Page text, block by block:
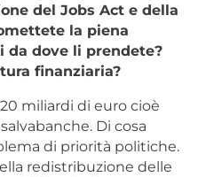
del Jobs Act e della
la piena
da dove li prendete?
finanziaria?
miliardi di euro cioè
Di cosa
di priorità politiche.
redistribuzione delle